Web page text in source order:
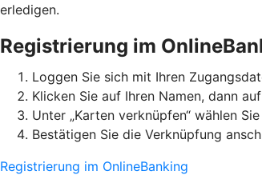
erledigen.
Registrierung im
Loggen Sie sich mit Ihren
Klicken Sie auf Ihren Namen, dann
Unter „Karten verknüpfen“ wählen
Bestätigen Sie die Verknüpfung
Registrierung im OnlineBanking